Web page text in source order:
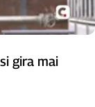
gira mai